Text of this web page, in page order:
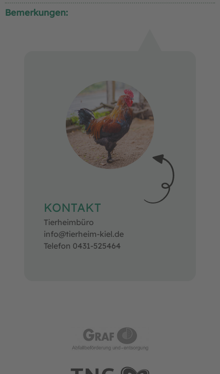
Bemerkungen:
KONTAKT
Tierheimbüro
info@tierheim-kiel.de
Telefon 0431-525464